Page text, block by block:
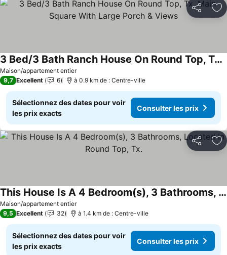
Partager
Maison/appartement entier
3 Bed/3 Bath Ranch House On Round Top, Tx, Main Square With Large Porch & Views
Consulter les prix
9,7 Excellent 6 à 0.9 km de : Centre-ville
Sélectionnez des dates pour voir
les prix exacts
Consulter les prix
Partager
Maison/appartement entier
This House Is A 4 Bedroom(s), 3 Bathrooms, Located In Round Top, Tx.
Consulter les prix
9,5 Excellent 32 à 1.4 km de : Centre-ville
Sélectionnez des dates pour voir
les prix exacts
Consulter les prix